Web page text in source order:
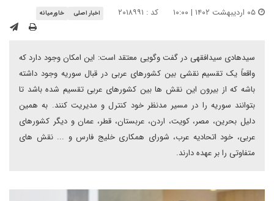
کد : ۲۰۱۸۹۹۱ اخبار اصلی خاورمیانه
سیدهادی سیدافقهی در گفت وگویی معتقد است: این امکان وجود دارد که
واقعاً یک تقسیم نقشی بین کشورهای عربی در قبال سوریه وجود داشته
باشه که از بیرون این نقش ها بین کشورهای عربی تقسیم شده باشد تا
بتوانند سوریه را در مسیر مدنظر خود کنترل و مدیریت کنند. به همین
دلیل بحرین، مصر، کویت، اردن، عربستان، قطر، عمان و دیگر کشورهای
عربی، خود اتحادیه عرب، شورای همکاری خلیج فارس و ... نقش های
متفاوتی را بر عهده دارند.